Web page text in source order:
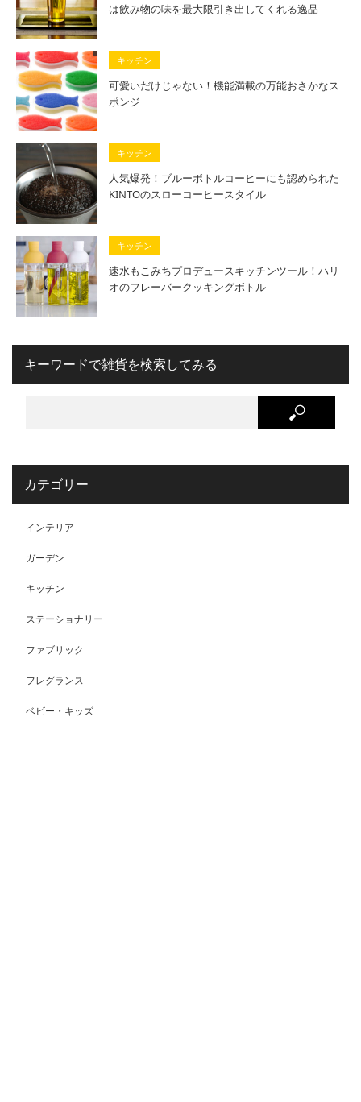
は飲み物の味を最大限引き出してくれる逸品
キッチン
可愛いだけじゃない！機能満載の万能おさかなス
ポンジ
キッチン
人気爆発！ブルーボトルコーヒーにも認められた
KINTOのスローコーヒースタイル
キッチン
速水もこみちプロデュースキッチンツール！ハリ
オのフレーバークッキングボトル
キーワードで雑貨を検索してみる
カテゴリー
インテリア
ガーデン
キッチン
ステーショナリー
ファブリック
フレグランス
ベビー・キッズ